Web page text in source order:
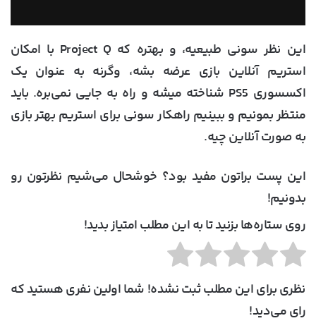
این نظر سونی طبیعیه، و بهتره که Project Q با امکان
استریم آنلاین بازی عرضه بشه، وگرنه به عنوان یک
اکسسوری PS5 شناخته میشه و راه به جایی نمی‌بره. باید
منتظر بمونیم و ببینیم راهکار سونی برای استریم بهتر بازی
به صورت آنلاین چیه.
این پست براتون مفید بود؟ خوشحال می‌شیم نظرتون رو
بدونیم!
روی ستاره‌ها بزنید تا به این مطلب امتیاز بدید!
نظری برای این مطلب ثبت نشده! شما اولین نفری هستید که
رای می‌دید!